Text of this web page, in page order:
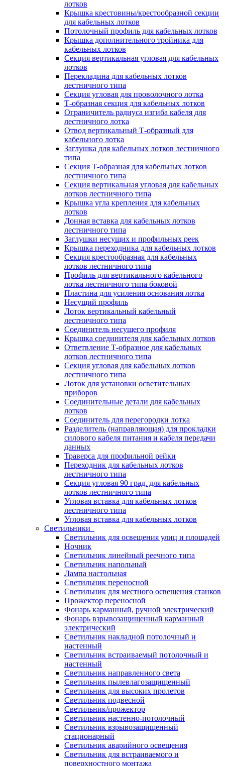
лотков
Крышка крестовины/крестообразной секции
для кабельных лотков
Потолочный профиль для кабельных лотков
Крышка дополнительного тройника для
кабельных лотков
Секция вертикальная угловая для кабельных
лотков
Перекладина для кабельных лотков
лестничного типа
Секция угловая для проволочного лотка
Т-образная секция для кабельных лотков
Ограничитель радиуса изгиба кабеля для
лестничного лотка
Отвод вертикальный Т-образный для
кабельного лотка
Заглушка для кабельных лотков лестничного
типа
Секция Т-образная для кабельных лотков
лестничного типа
Секция вертикальная угловая для кабельных
лотков лестничного типа
Крышка угла крепления для кабельных
лотков
Донная вставка для кабельных лотков
лестничного типа
Заглушки несущих и профильных реек
Крышка переходника для кабельных лотков
Секция крестообразная для кабельных
лотков лестничного типа
Профиль для вертикального кабельного
лотка лестничного типа боковой
Пластина для усиления основания лотка
Несущий профиль
Лоток вертикальный кабельный
лестничного типа
Соединитель несущего профиля
Крышка соединителя для кабельных лотков
Ответвление Т-образное для кабельных
лотков лестничного типа
Секция угловая для кабельных лотков
лестничного типа
Лоток для установки осветительных
приборов
Соединительные детали для кабельных
лотков
Соединитель для перегородки лотка
Разделитель (направляющая) для прокладки
силового кабеля питания и кабеля передачи
данных
Траверса для профильной рейки
Переходник для кабельных лотков
лестничного типа
Секция угловая 90 град. для кабельных
лотков лестничного типа
Угловая вставка для кабельных лотков
лестничного типа
Угловая вставка для кабельных лотков
Светильники
Светильник для освещения улиц и площадей
Ночник
Светильник линейный реечного типа
Светильник напольный
Лампа настольная
Светильник переносной
Светильник для местного освещения станков
Прожектор переносной
Фонарь карманный, ручной электрический
Фонарь взрывозащищенный карманный
электрический
Светильник накладной потолочный и
настенный
Светильник встраиваемый потолочный и
настенный
Светильник направленного света
Светильник пылевлагозащищенный
Светильник для высоких пролетов
Светильник подвесной
Светильник/прожектор
Светильник настенно-потолочный
Светильник взрывозащищенный
стационарный
Светильник аварийного освещения
Светильник для встраиваемого и
поверхностного монтажа